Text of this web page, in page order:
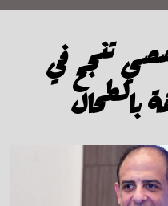
تنجح في
بالطحال